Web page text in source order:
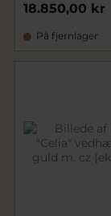
18.850,00 kr
På fjernlager